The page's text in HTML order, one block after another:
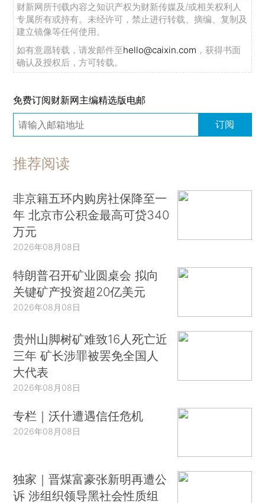
财新网所刊载内容之知识产权为财新传媒及/或相关权利人
专属所有或持有。未经许可，禁止进行转载、摘编、复制及
建立镜像等任何使用。
如有意愿转载，请发邮件至hello@caixin.com ，获得书面
确认及授权后，方可转载。
免费订阅财新网主编精选版电邮
订阅
推荐阅读
非京籍五环内购房社保降至一
年 北京市公积金最高可贷340
万元
2026年08月08日
特朗普召开矿业圆桌会 拟向
关键矿产投资超20亿美元
2026年08月08日
贵州山脚树矿难致16人死亡近
三年 矿长涉罪被罢免全国人
大代表
2026年08月08日
专栏｜沃什遭遇信任危机
2026年08月08日
独家｜晋煤富豪张新明再遭公
诉 涉组织领导黑社会性质组